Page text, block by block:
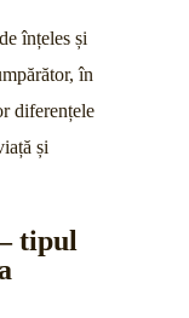
înțeles și
în
diferențele
și
tipul